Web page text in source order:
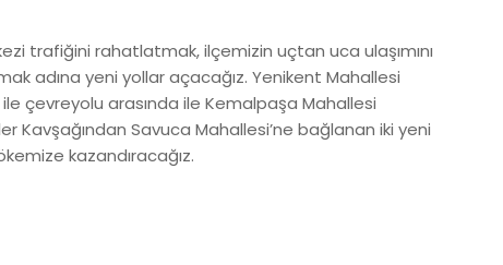
trafiğini rahatlatmak, ilçemizin uçtan uca ulaşımını
adına yeni yollar açacağız. Yenikent Mahallesi
çevreyolu arasında ile Kemalpaşa Mahallesi
Kavşağından Savuca Mahallesi’ne bağlanan iki yeni
kazandıracağız.